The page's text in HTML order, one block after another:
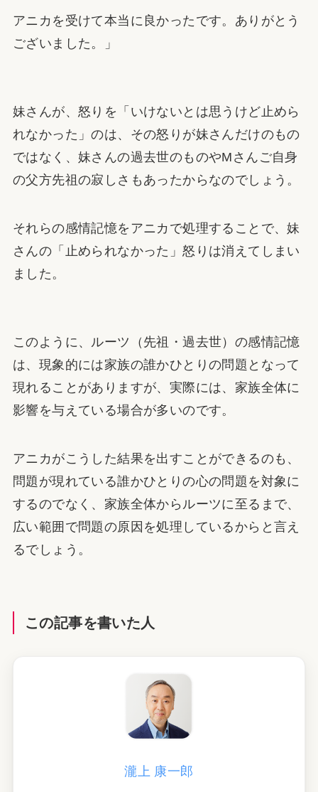
アニカを受けて本当に良かったです。ありがとう
ございました。」
妹さんが、怒りを「いけないとは思うけど止めら
れなかった」のは、その怒りが妹さんだけのもの
ではなく、妹さんの過去世のものやMさんご自身
の父方先祖の寂しさもあったからなのでしょう。
それらの感情記憶をアニカで処理することで、妹
さんの「止められなかった」怒りは消えてしまい
ました。
このように、ルーツ（先祖・過去世）の感情記憶
は、現象的には家族の誰かひとりの問題となって
現れることがありますが、実際には、家族全体に
影響を与えている場合が多いのです。
アニカがこうした結果を出すことができるのも、
問題が現れている誰かひとりの心の問題を対象に
するのでなく、家族全体からルーツに至るまで、
広い範囲で問題の原因を処理しているからと言え
るでしょう。
この記事を書いた人
瀧上 康一郎